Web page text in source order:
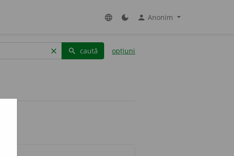
language dark_mode person Anonim
clear search caută opțiuni